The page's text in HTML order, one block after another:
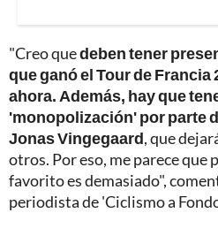
"Creo quedeben tener
que ganó el Tour de Francia
ahora. Además, hay que
'monopolización' por parte
Jonas Vingegaard, que
otros. Por eso, me parece que
favorito es demasiado",
periodista de 'Ciclismo a